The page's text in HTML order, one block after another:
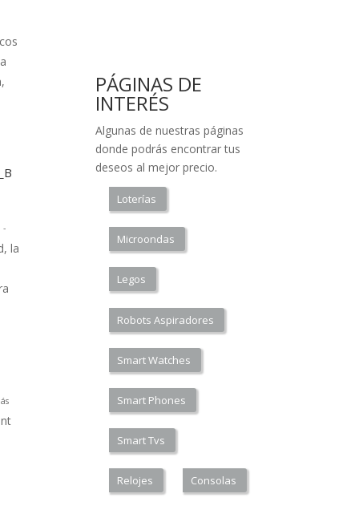
-
la
PÁGINAS DE
INTERÉS
Algunas de nuestras páginas
donde podrás encontrar tus
deseos al mejor precio.
Loterías
Microondas
Legos
Robots Aspiradores
Smart Watches
Smart Phones
Smart Tvs
Relojes Consolas